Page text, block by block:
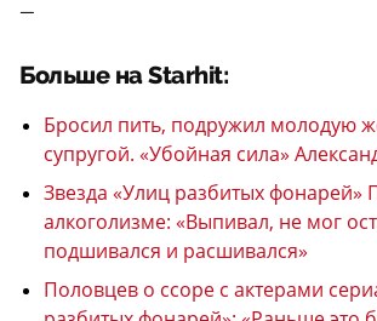
—
Больше на Starhit:
Бросил пить, подружил молодую
супругой. «Убойная сила»
Звезда «Улиц разбитых фонарей»
алкоголизме: «Выпивал, не мог
подшивался и расшивался»
Половцев о ссоре с актерами